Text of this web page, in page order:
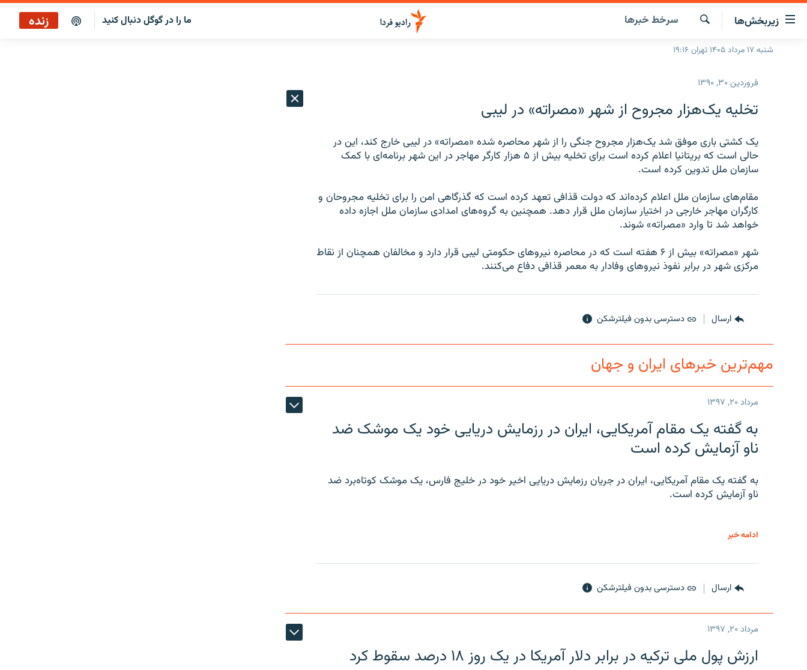
لینک‌های
قابلیت
دسترسی
زیربخش‌ها
صفحه اصلی
انتخاب کنید و بشنوید
برنامه‌های رادیویی
چندرسانه‌ای
گزارش‌های ویدئویی
جستجو
سرخط‌ خبرها ما را در گوگل دنبال کنید زنده
شنبه ۱۷ مرداد ۱۴۰۵ تهران ۱۹:۱۶
فروردین ۳۰, ۱۳۹۰
تخلیه يک‌هزار مجروح از شهر «مصراته» در ليبی
يک کشتی باری موفق شد يک‌هزار مجروح جنگی را از شهر محاصره شده «مصراته» در ليبی خارج کند، اين در
حالی است که بريتانيا اعلام کرده است برای تخليه بيش از ۵ هزار کارگر مهاجر در اين شهر برنامه‌ای با کمک
سازمان ملل تدوين کرده است.
مقام‌های سازمان ملل اعلام کرده‌اند که دولت قذافی تعهد کرده است که گذرگاهی امن را برای تخليه مجروحان و
کارگران مهاجر خارجی در اختيار سازمان ملل قرار دهد. همچنين به گروه‌های امدادی سازمان ملل اجازه داده
خواهد شد تا وارد «مصراته» شوند.
شهر «مصراته» بيش از ۶ هفته است که در محاصره نيروهای حکومتی ليبی قرار دارد و مخالفان همچنان از نقاط
مرکزی شهر در برابر نفوذ نيروهای وفادار به معمر قذافی دفاع می‌کنند.
ارسال دسترسی بدون فیلترشکن
مهم‌ترین خبرهای ایران و جهان
مرداد ۲۰, ۱۳۹۷
به گفته یک مقام آمریکایی، ایران در رزمایش دریایی خود یک موشک ضد
ناو آزمایش کرده است
به گفته یک مقام آمریکایی، ایران در جریان رزمایش دریایی اخیر خود در خلیج فارس، یک موشک کوتاه‌برد ضد
ناو آزمایش کرده است.
ادامه خبر
ارسال دسترسی بدون فیلترشکن
مرداد ۲۰, ۱۳۹۷
ارزش پول ملی ترکیه در برابر دلار آمریکا در یک روز ۱۸ درصد سقوط کرد